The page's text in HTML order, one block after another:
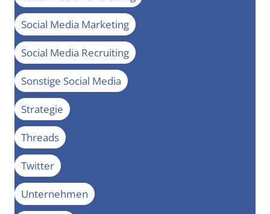
Social Media Marketing
Social Media Recruiting
Sonstige Social Media
Strategie
Threads
Twitter
Unternehmen